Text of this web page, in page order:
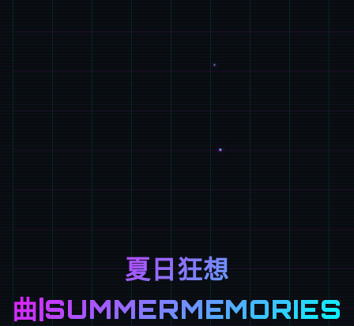
夏日狂想
曲|SUMMERMEMORIES